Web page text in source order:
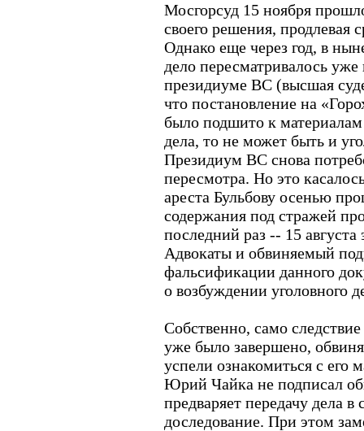
Мосгорсуд 15 ноября
своего решения, продлевая
Однако еще через год, в
дело пересматривалось
президиуме ВС (высшая
что постановление на
было подшито к материалам
дела, то не может быть и
Президиум ВС снова
пересмотра. Но это
ареста Бульбову осенью
содержания под стражей
последний раз -- 15 августа
Адвокаты и обвиняемый
фальсификации данного
о возбуждении уголовного
Собственно, само
уже было завершено,
успели ознакомиться с его
Юрий Чайка не подписал
предваряет передачу дела в
доследование. При этом